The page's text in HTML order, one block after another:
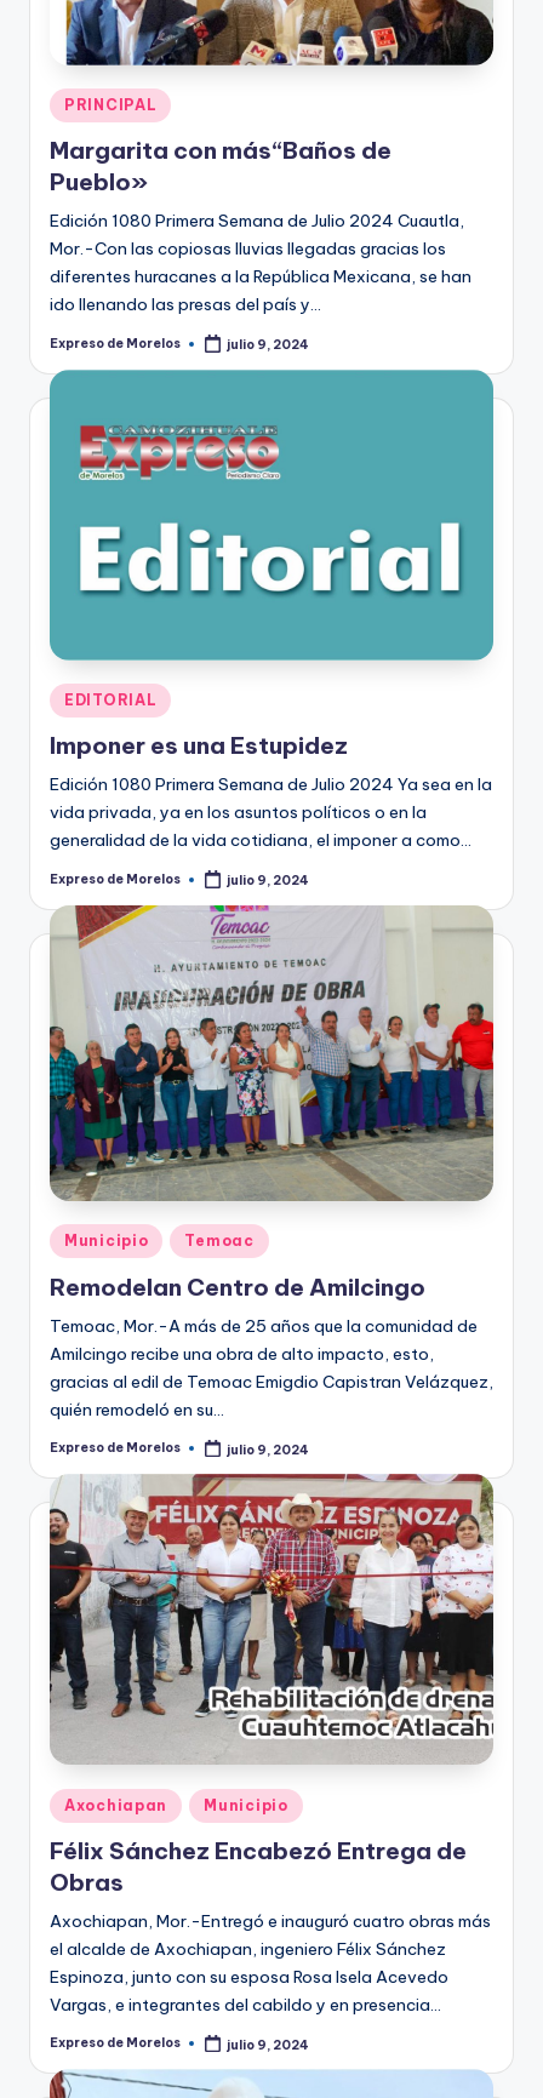
Publicado
en
PRINCIPAL
Margarita con más“Baños de
Pueblo»
Edición 1080 Primera Semana de Julio 2024 Cuautla,
Mor.-Con las copiosas lluvias llegadas gracias los
diferentes huracanes a la República Mexicana, se han
ido llenando las presas del país y…
Publicado
Expreso de Morelos julio 9, 2024
Publicado
en
EDITORIAL
Imponer es una Estupidez
Edición 1080 Primera Semana de Julio 2024 Ya sea en la
vida privada, ya en los asuntos políticos o en la
generalidad de la vida cotidiana, el imponer a como…
Publicado
Expreso de Morelos julio 9, 2024
Publicado
en
Municipio Temoac
Remodelan Centro de Amilcingo
Temoac, Mor.-A más de 25 años que la comunidad de
Amilcingo recibe una obra de alto impacto, esto,
gracias al edil de Temoac Emigdio Capistran Velázquez,
quién remodeló en su…
Publicado
Expreso de Morelos julio 9, 2024
Publicado
en
Axochiapan Municipio
Félix Sánchez Encabezó Entrega de
Obras
Axochiapan, Mor.-Entregó e inauguró cuatro obras más
el alcalde de Axochiapan, ingeniero Félix Sánchez
Espinoza, junto con su esposa Rosa Isela Acevedo
Vargas, e integrantes del cabildo y en presencia…
Publicado
Expreso de Morelos julio 9, 2024